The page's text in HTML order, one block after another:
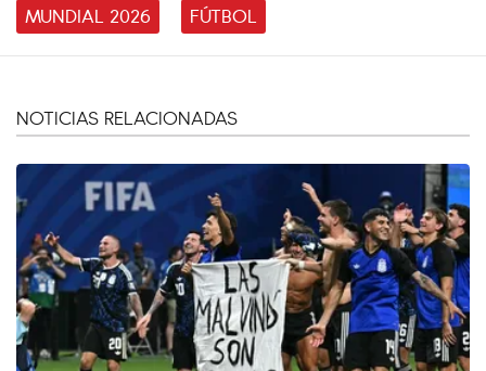
MUNDIAL 2026
FÚTBOL
NOTICIAS RELACIONADAS